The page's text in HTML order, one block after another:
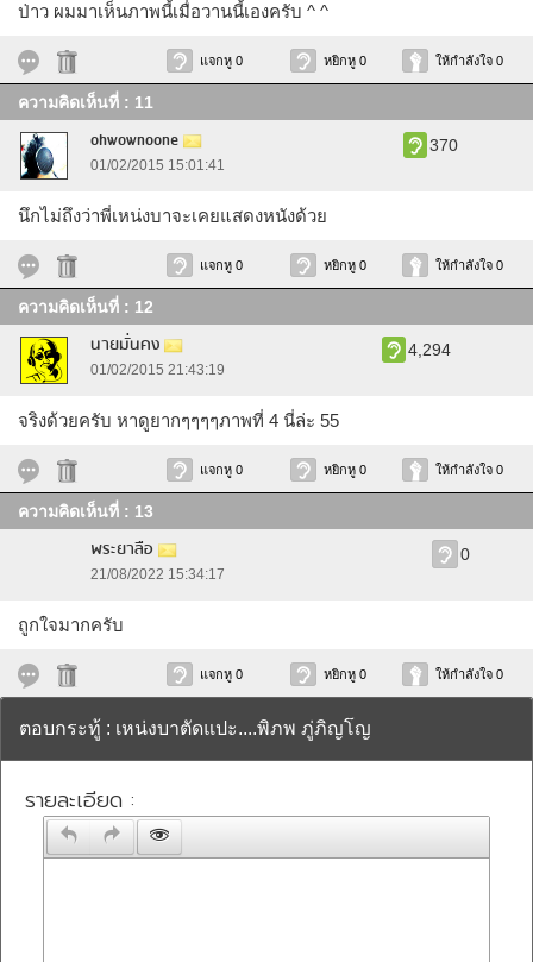
ป่าว ผมมาเห็นภาพนี้เมื่อวานนี้เองครับ ^ ^
แจกหู 0 หยิกหู 0 ให้กำลังใจ 0
ความคิดเห็นที่ : 11
ohwownoone
01/02/2015 15:01:41
370
นึกไม่ถึงว่าพี่เหน่งบาจะเคยแสดงหนังด้วย
แจกหู 0 หยิกหู 0 ให้กำลังใจ 0
ความคิดเห็นที่ : 12
นายมั่นคง
01/02/2015 21:43:19
4,294
จริงด้วยครับ หาดูยากๆๆๆๆภาพที่ 4 นี่ล่ะ 55
แจกหู 0 หยิกหู 0 ให้กำลังใจ 0
ความคิดเห็นที่ : 13
พระยาลือ
21/08/2022 15:34:17
0
ถูกใจมากครับ
แจกหู 0 หยิกหู 0 ให้กำลังใจ 0
ตอบกระทู้ : เหน่งบาตัดแปะ....พิภพ ภู่ภิญโญ
รายละเอียด :